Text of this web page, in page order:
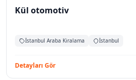
Kül otomotiv
İstanbul Araba Kiralama İstanbul
Detayları Gör